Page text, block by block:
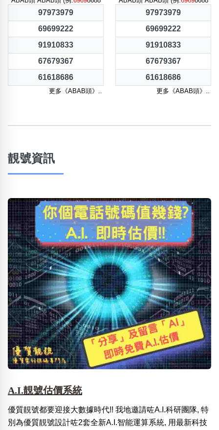
97973979
69699222
91910833
67679367
61618686
更多《ABAB頭》..
97973979
69699222
91910833
67679367
61618686
更多《ABAB頭》..
靚號資訊
A.I.靚號估價系統
優質靚號都要迎接大數據時代!! 我地邀請咗A.I.科研團隊, 特
別為優質靚號設計咗2套全新A.I.智能運算系統, 用最新科技